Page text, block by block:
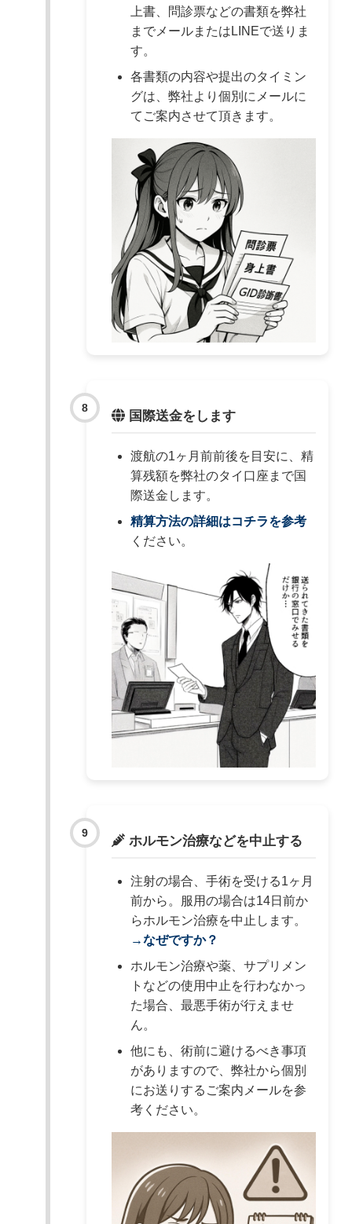
上書、問診票などの書類を弊社
までメールまたはLINEで送りま
す。
各書類の内容や提出のタイミン
グは、弊社より個別にメールに
てご案内させて頂きます。
国際送金をします
渡航の1ヶ月前前後を目安に、精
算残額を弊社のタイ口座まで国
際送金します。
精算方法の詳細はコチラを参考
ください。
ホルモン治療などを中止する
注射の場合、手術を受ける1ヶ月
前から。服用の場合は14日前か
らホルモン治療を中止します。
→なぜですか？
ホルモン治療や薬、サプリメン
トなどの使用中止を行わなかっ
た場合、最悪手術が行えませ
ん。
他にも、術前に避けるべき事項
がありますので、弊社から個別
にお送りするご案内メールを参
考ください。